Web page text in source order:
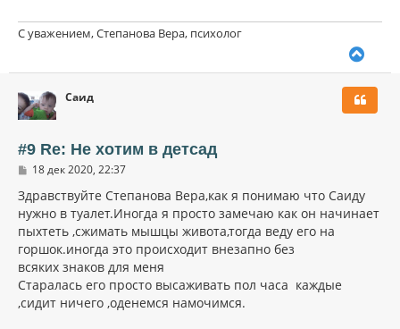
С уважением, Степанова Вера, психолог
у
а
Саид
#9 Re: Не хотим в детсад
С
о
б
щ
е
н
и
е
18 дек 2020, 22:37
Здравствуйте Степанова Вера,как я понимаю что Саиду
нужно в туалет.Иногда я просто замечаю как он начинает
пыхтеть ,сжимать мышцы живота,тогда веду его на
горшок.иногда это происходит внезапно без
всяких знаков для меня
Старалась его просто высаживать пол часа каждые
,сидит ничего ,оденемся намочимся.